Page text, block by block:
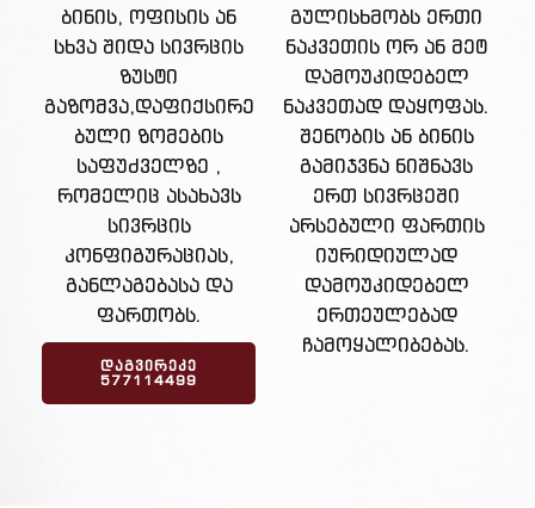
ბინის, ოფისის ან
სხვა შიდა სივრცის
ზუსტი
გაზომვა,დაფიქსირე
ბული ზომების
საფუძველზე ,
რომელიც ასახავს
სივრცის
კონფიგურაციას,
განლაგებასა და
ფართობს.
ᲓᲐᲒᲕᲘᲠᲔᲙᲔ
577114499
გულისხმობს ერთი
ნაკვეთის ორ ან მეტ
დამოუკიდებელ
ნაკვეთად დაყოფას.
შენობის ან ბინის
გამიჯვნა ნიშნავს
ერთ სივრცეში
არსებული ფართის
იურიდიულად
დამოუკიდებელ
ერთეულებად
ჩამოყალიბებას.